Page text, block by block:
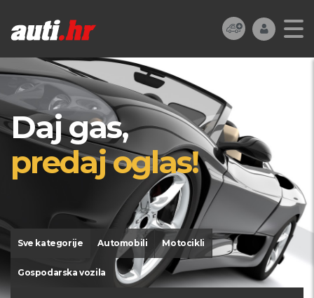
Daj gas,
predaj oglas!
Sve kategorije Automobili Motocikli
Gospodarska vozila